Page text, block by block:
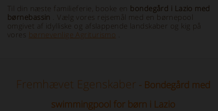
Til din næste familieferie, booke en bondegård i Lazio med
børnebassin . Vælg vores rejsemål med en børnepool
omgivet af idylliske og afslappende landskaber og kig på
vores børnevenlige Agriturismo .
Fremhævet Egenskaber - Bondegård med
swimmingpool for børn i Lazio